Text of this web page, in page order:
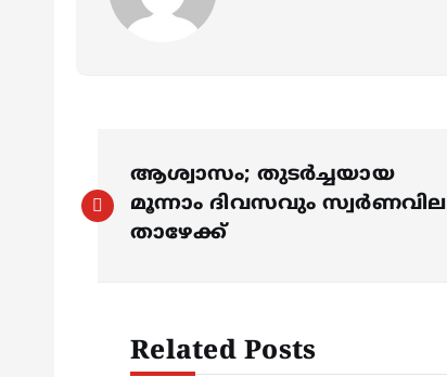
o
ആശ്വാസം; തുടര്‍ച്ചയായ
മൂന്നാം ദിവസവും സ്വർ‌ണവില
താഴേക്ക്
Related Posts